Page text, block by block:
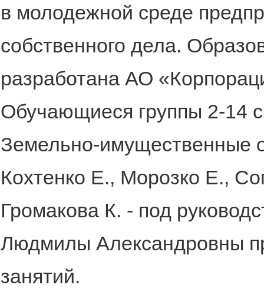
в молодежной среде
собственного дела.
разработана АО
Обучающиеся группы 2-14
Земельно-имущественные
Кохтенко Е., Морозко Е.,
Громакова К. - под
Людмилы Александровны
занятий.